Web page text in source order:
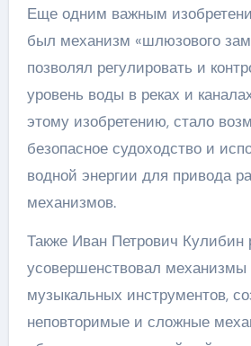
Еще одним важным
был механизм «шлюзового
позволял регулировать и
уровень воды в реках и
этому изобретению, стало
безопасное судоходство и
водной энергии для привода
механизмов.
Также Иван Петрович Кулибин
усовершенствовал механизмы
музыкальных инструментов,
неповторимые и сложные